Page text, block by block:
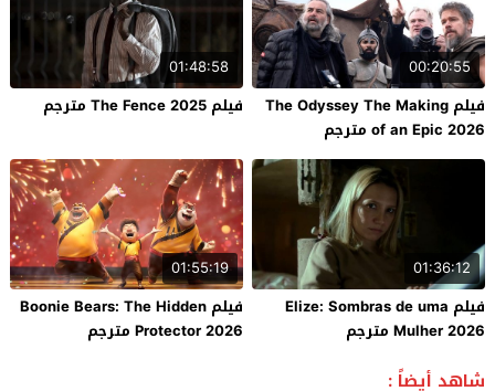
00:20:55
فيلم The Odyssey The Making
of an Epic 2026 مترجم
01:48:58
فيلم The Fence 2025 مترجم
01:36:12
فيلم Elize: Sombras de uma
Mulher 2026 مترجم
01:55:19
فيلم Boonie Bears: The Hidden
Protector 2026 مترجم
شاهد أيضاً :